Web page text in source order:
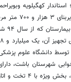
کهگیلویه